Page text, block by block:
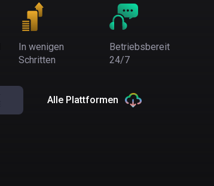
In wenigen
Schritten
Betriebsbereit
24/7
Alle Plattformen